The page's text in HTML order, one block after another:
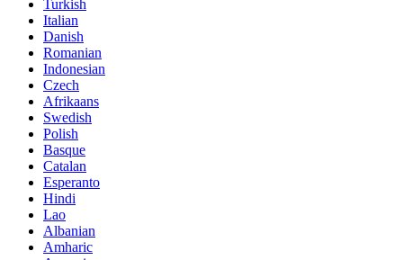
Turkish
Italian
Danish
Romanian
Indonesian
Czech
Afrikaans
Swedish
Polish
Basque
Catalan
Esperanto
Hindi
Lao
Albanian
Amharic